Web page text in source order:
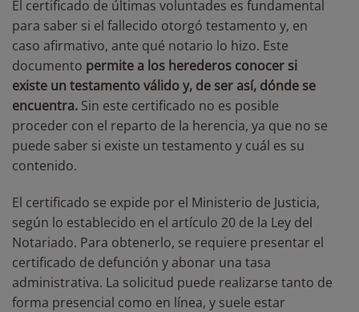
El certificado de últimas voluntades es fundamental
para saber si el fallecido otorgó testamento y, en
caso afirmativo, ante qué notario lo hizo. Este
documento permite a los herederos conocer si
existe un testamento válido y, de ser así, dónde se
encuentra. Sin este certificado no es posible
proceder con el reparto de la herencia, ya que no se
puede saber si existe un testamento y cuál es su
contenido.
El certificado se expide por el Ministerio de Justicia,
según lo establecido en el artículo 20 de la Ley del
Notariado. Para obtenerlo, se requiere presentar el
certificado de defunción yabonar una tasa
administrativa. La solicitud puede realizarse tanto de
forma presencial como en línea, y suele estar